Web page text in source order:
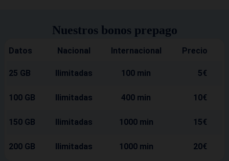
Nuestros bonos prepago
Datos Nacional Internacional Precio
25 GB Ilimitadas 100 min 5€
100 GB Ilimitadas 400 min 10€
150 GB Ilimitadas 1000 min 15€
200 GB Ilimitadas 1000 min 20€